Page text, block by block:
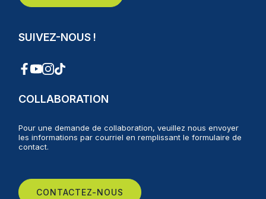
SUIVEZ-NOUS !
COLLABORATION
Pour une demande de collaboration, veuillez nous envoyer
les informations par courriel en remplissant le formulaire de
contact.
CONTACTEZ-NOUS